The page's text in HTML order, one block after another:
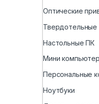
Оптические
Твердотельные
Настольные ПК
Мини
Персональные
Ноутбуки